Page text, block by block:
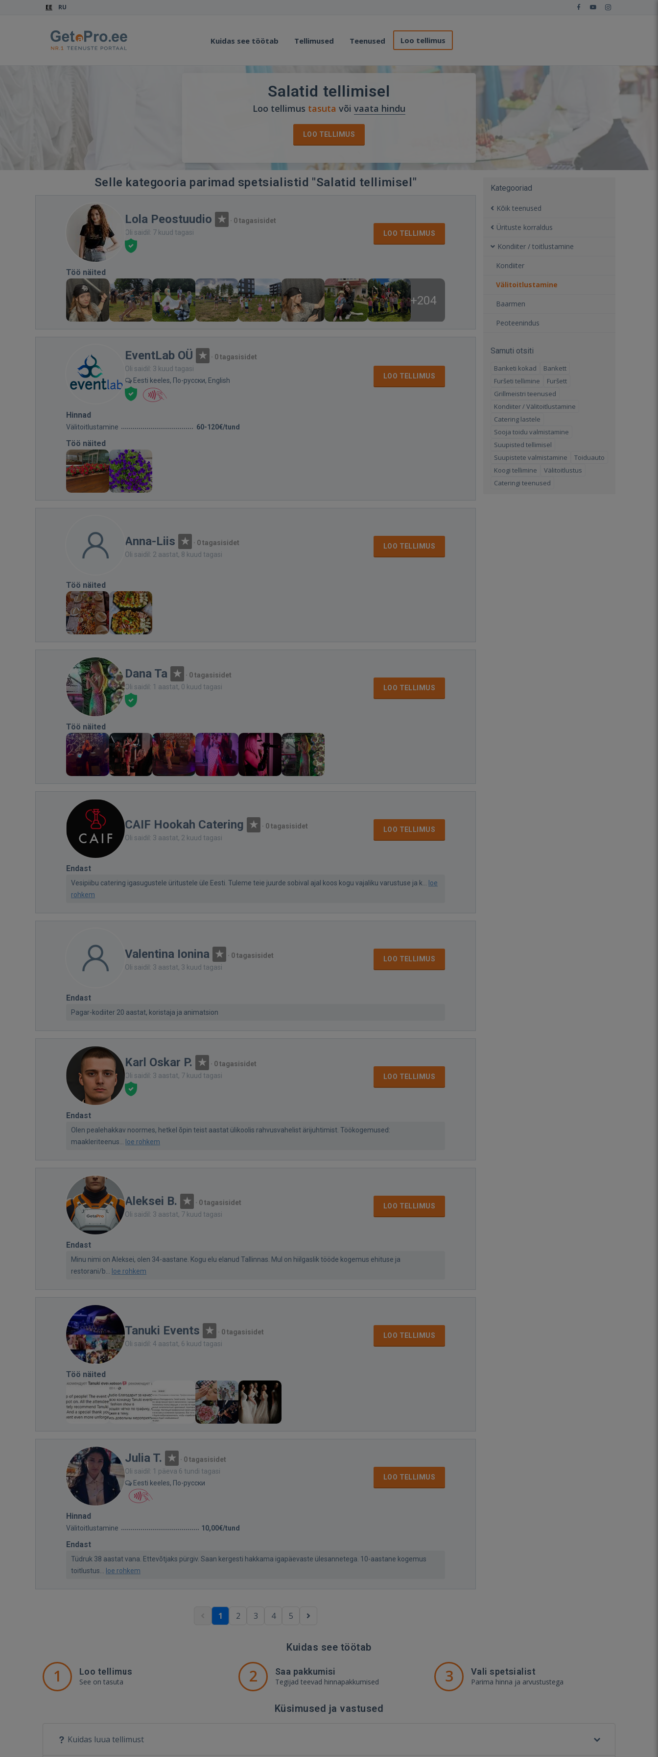
EE RU
Kuidas see töötab Tellimused Teenused Loo tellimus
Salatid tellimisel
Loo tellimus tasuta või vaata hindu
LOO TELLIMUS
Selle kategooria parimad spetsialistid "Salatid tellimisel"
Lola Peostuudio · 0 tagasisidet
Oli saidil: 7 kuud tagasi
LOO TELLIMUS
Töö näited
+204
EventLab OÜ · 0 tagasisidet
Oli saidil: 3 kuud tagasi
Eesti keeles, По-русски, English
LOO TELLIMUS
Hinnad
Välitoitlustamine 60-120€/tund
Töö näited
Anna-Liis · 0 tagasisidet
Oli saidil: 2 aastat, 8 kuud tagasi
LOO TELLIMUS
Töö näited
Dana Ta · 0 tagasisidet
Oli saidil: 1 aastat, 0 kuud tagasi
LOO TELLIMUS
Töö näited
CAIF Hookah Catering · 0 tagasisidet
Oli saidil: 3 aastat, 2 kuud tagasi
LOO TELLIMUS
Endast
Vesipiibu catering igasugustele üritustele üle Eesti. Tuleme teie juurde sobival ajal koos kogu vajaliku varustuse ja k...
loe
rohkem
Valentina Ionina · 0 tagasisidet
Oli saidil: 3 aastat, 3 kuud tagasi
LOO TELLIMUS
Endast
Pagar-kodiiter 20 aastat, koristaja ja animatsion
Karl Oskar P. · 0 tagasisidet
Oli saidil: 3 aastat, 7 kuud tagasi
LOO TELLIMUS
Endast
Olen pealehakkav noormes, hetkel õpin teist aastat ülikoolis rahvusvahelist ärijuhtimist. Töökogemused:
maakleriteenus...
loe rohkem
Aleksei B. · 0 tagasisidet
Oli saidil: 3 aastat, 7 kuud tagasi
LOO TELLIMUS
Endast
Minu nimi on Aleksei, olen 34-aastane. Kogu elu elanud Tallinnas. Mul on hiilgaslik tööde kogemus ehituse ja
restorani/b...
loe rohkem
Tanuki Events · 0 tagasisidet
Oli saidil: 4 aastat, 6 kuud tagasi
LOO TELLIMUS
Töö näited
Julia T. · 0 tagasisidet
Oli saidil: 1 päeva 6 tundi tagasi
Eesti keeles, По-русски
LOO TELLIMUS
Hinnad
Välitoitlustamine 10,00€/tund
Endast
Tüdruk 38 aastat vana. Ettevõtjaks pürgiv. Saan kergesti hakkama igapäevaste ülesannetega. 10-aastane kogemus
toitlustus...
loe rohkem
1 2 3 4 5
Kategooriad
Kõik teenused
Ürituste korraldus
Kondiiter / toitlustamine
Kondiiter
Välitoitlustamine
Baarmen
Peoteenindus
Samuti otsiti
Banketi kokad
Bankett
Furšeti tellimine
Furšett
Grillmeistri teenused
Kondiiter / Välitoitlustamine
Catering lastele
Sooja toidu valmistamine
Suupisted tellimisel
Suupistete valmistamine
Toiduauto
Koogi tellimine
Välitoitlustus
Cateringi teenused
Kuidas see töötab
1 Loo tellimus
See on tasuta 2 Saa pakkumisi
Tegijad teevad hinnapakkumised 3 Vali spetsialist
Parima hinna ja arvustustega
Küsimused ja vastused
Kuidas luua tellimust